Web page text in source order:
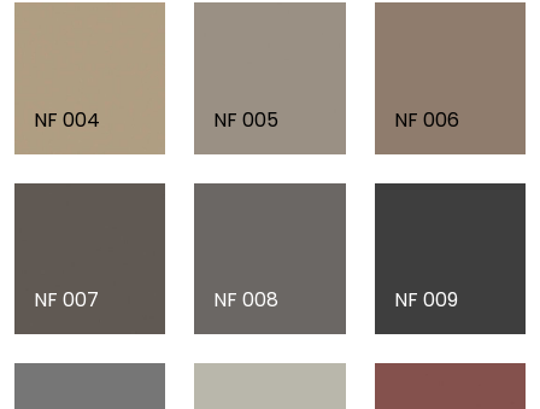
NF 004 NF 005 NF 006
NF 007 NF 008 NF 009